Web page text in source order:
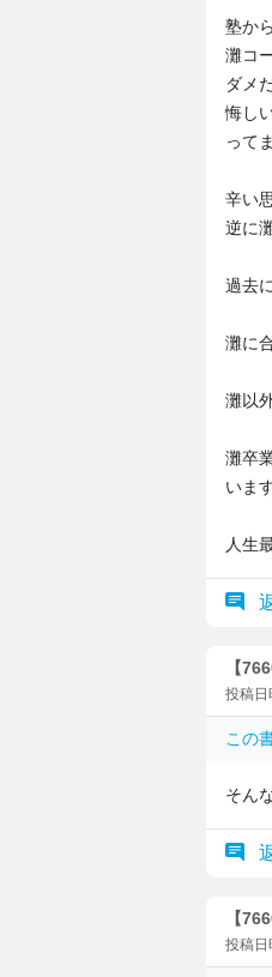
塾か
灘コ
ダメ
悔し
って
辛い
逆に
過去
灘に
灘以
灘卒
います
人生
【
投稿
この
そん
【
投稿